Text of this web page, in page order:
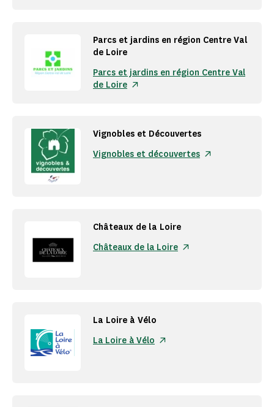
Parcs et jardins en région Centre Val
de Loire
Parcs et jardins en région Centre Val
de Loire
Vignobles et Découvertes
Vignobles et découvertes
Châteaux de la Loire
Châteaux de la Loire
La Loire à Vélo
La Loire à Vélo